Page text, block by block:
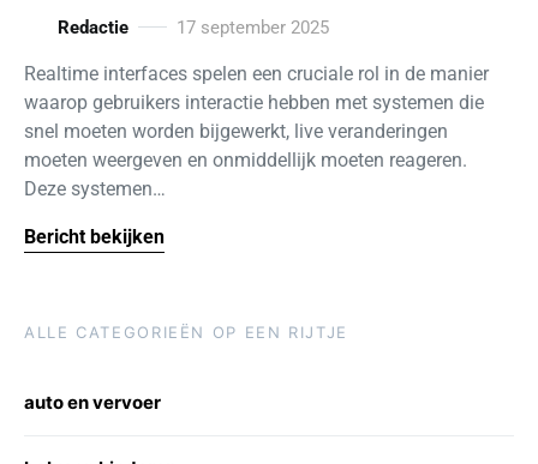
Redactie 17 september 2025
Realtime interfaces spelen een cruciale rol in de manier
waarop gebruikers interactie hebben met systemen die
snel moeten worden bijgewerkt, live veranderingen
moeten weergeven en onmiddellijk moeten reageren.
Deze systemen…
Bericht bekijken
ALLE CATEGORIEËN OP EEN RIJTJE
auto en vervoer